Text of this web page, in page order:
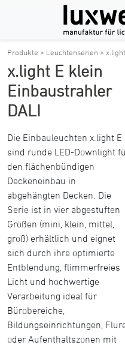
Produkte > Leuchtenserien >
x.light E klein
Einbaustrahler
DALI
Die Einbauleuchten x.light E
sind runde LED-Downlight
den flächenbündigen
Deckeneinbau in
abgehängten Decken. Die
Serie ist in vier abgestuften
Größen (mini, klein, mittel,
groß) erhältlich und eignet
sich durch ihre optimierte
Entblendung, flimmerfreies
Licht und hochwertige
Verarbeitung ideal für
Bürobereiche,
Bildungseinrichtungen,
oder Aufenthaltszonen mit